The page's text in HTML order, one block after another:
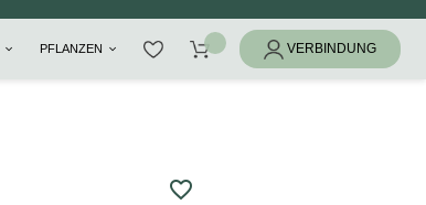
PFLANZEN
favorite_border